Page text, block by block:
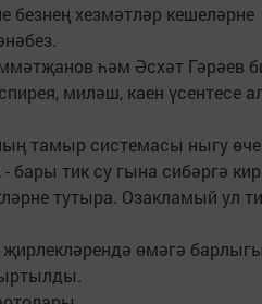
безнең хезмәтләр кешеләрне
һәм Әсхәт Гәрәев
миләш, каен үсентесе
тамыр системасы ныгу
бары тик су гына сибәргә
тутыра. Озакламый ул
өмәгә